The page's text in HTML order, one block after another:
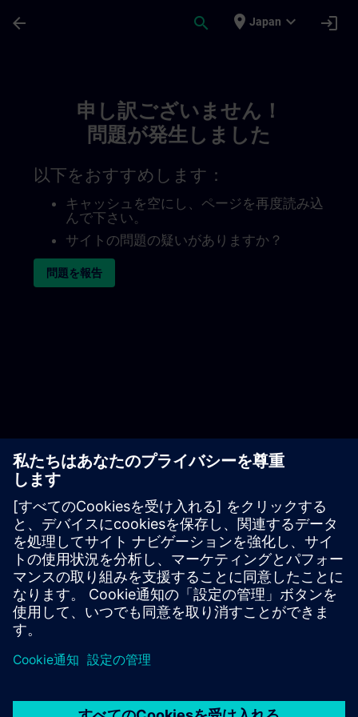
arrow_back search place Japan expand_more login
申し訳ございません！
問題が発生しました
以下をおすすめします：
キャッシュを空にし、ページを再度読み込
んで下さい。
サイトの問題の疑いがありますか？
問題を報告